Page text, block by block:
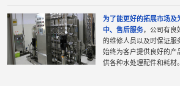
为了能更好的拓展市场及
中、售后服务，公司有良
的维修人员以及时保证服
始终为客户提供良好的产
供各种水处理配件和耗材。